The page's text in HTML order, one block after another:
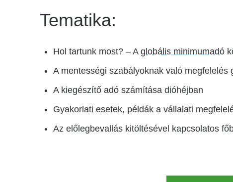
Tematika:
Hol tartunk most? – A globális minimumadó
A mentességi szabályoknak való megfelelés
A kiegészítő adó számítása dióhéjban
Gyakorlati esetek, példák a vállalati
Az előlegbevallás kitöltésével kapcsolatos